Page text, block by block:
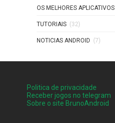
OS MELHORES APLICATIVOS
TUTORIAIS (32)
NOTICIAS ANDROID (7)
Politica de privacidade
Receber jogos no telegram
Sobre o site BrunoAndroid